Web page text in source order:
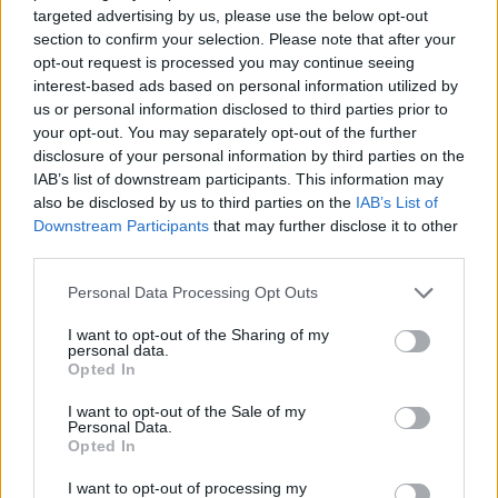
targeted advertising by us, please use the below opt-out
section to confirm your selection. Please note that after your
opt-out request is processed you may continue seeing
interest-based ads based on personal information utilized by
us or personal information disclosed to third parties prior to
your opt-out. You may separately opt-out of the further
disclosure of your personal information by third parties on the
IAB’s list of downstream participants. This information may
also be disclosed by us to third parties on the IAB’s List of
Downstream Participants that may further disclose it to other
Please note that this website/app uses one or more Google
not limited to your visit or usage behaviour. You may click to
grant or deny consent to Google and its third-party tags to
use your data for below specified purposes in below Google
consent section.
Personal Data Processing Opt Outs
I want to opt-out of the Sharing of my
personal data.
Opted In
I want to opt-out of the Sale of my
Personal Data.
Opted In
I want to opt-out of processing my
turisti cinesi che hanno visitato l’Ungheria ha superato i
180.000, avvicinandosi ai 200.000, mentre le visite ungheresi
in Cina hanno raggiunto circa 157.000. Mentre
tradizionalmente c’è stato uno squilibrio nei flussi turistici tra i
due Paesi, le cifre attuali indicano un modello relativamente
equilibrato di scambi bidirezionali.
In secondo luogo, la cooperazione continua ad approfondirsi
costantemente. Negli ultimi anni, il numero di visitatori tra la
Cina e l’Ungheriaè cresciuto in modo costante, con una
collaborazione turistica in espansione sia in termini di scala
le visite turistiche, gli scambi si stanno ora estendendo ad aree
più specializzate come la tecnologia e la cultura, riflettendo
una crescente comprensione della Cina tra il pubblico
In terzo luogo, la tendenza all’integrazione diversificata sta
i due Paesi si è evoluta da un focus monosettoriale a una
collaborazione multisettoriale, che comprende non solo il
turismo tradizionale, ma anche lo sport, la cultura e altri
viaggio agli zoo, alle istituzioni culturali e agli enti